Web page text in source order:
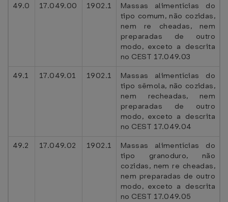
49.0
17.049.00 1902.1
Massas alimentícias do
tipo comum, não cozidas,
nem re cheadas, nem
preparadas de outro
modo, exceto a descrita
no CEST 17.049.03
49.1
17.049.01 1902.1
Massas alimentícias do
tipo sêmola, não cozidas,
nem recheadas, nem
preparadas de outro
modo, exceto a descrita
no CEST 17.049.04
49.2
17.049.02 1902.1
Massas alimentícias do
tipo granoduro, não
cozidas, nem re cheadas,
nem preparadas de outro
modo, exceto a descrita
no CEST 17.049.05